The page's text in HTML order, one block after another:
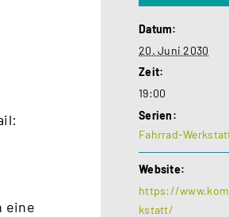
eine
Datum:
20. Juni 2030
Zeit:
19:00
Serien:
Fahrrad-
Website:
https://
kstatt/